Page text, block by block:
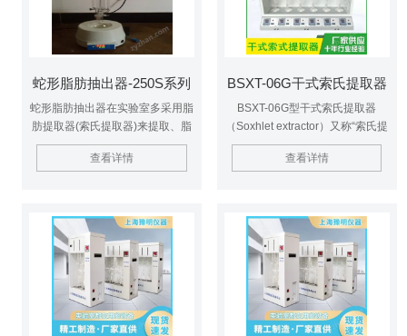
蛇形脂肪抽出器-250S系列
蛇形脂肪抽出器在实验室多采用脂
肪提取器(索氏提取器)来提取、脂
肪提取器(如图所示) 就是利用溶剂
回流及虹吸原理，使固体物质连续
质研碎，以增加固液接触的面积。
查看详情
BSXT-06G干式索氏提取器
BSXT-06G型干式索氏提取器
（Soxhlet extractor）又称“索氏提
取仪、脂肪抽取器或脂肪抽出
器”、脂肪测定仪、主要由加热抽
境温度不同而调节加热温度，可独
立控制每个样品温度。
查看详情